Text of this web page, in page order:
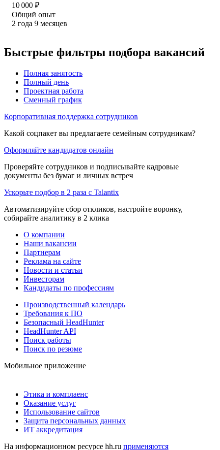
10 000 ₽
Общий опыт
2 года 9 месяцев
Быстрые фильтры подбора вакансий
Полная занятость
Полный день
Проектная работа
Сменный график
Корпоративная поддержка сотрудников
Какой соцпакет вы предлагаете семейным сотрудникам?
Оформляйте кандидатов онлайн
Проверяйте сотрудников и подписывайте кадровые
документы без бумаг и личных встреч
Ускорьте подбор в 2 раза с Talantix
Автоматизируйте сбор откликов, настройте воронку,
собирайте аналитику в 2 клика
О компании
Наши вакансии
Партнерам
Реклама на сайте
Новости и статьи
Инвесторам
Кандидаты по профессиям
Производственный календарь
Требования к ПО
Безопасный HeadHunter
HeadHunter API
Поиск работы
Поиск по резюме
Мобильное приложение
Этика и комплаенс
Оказание услуг
Использование сайтов
Защита персональных данных
ИТ аккредитация
На информационном ресурсе hh.ru применяются